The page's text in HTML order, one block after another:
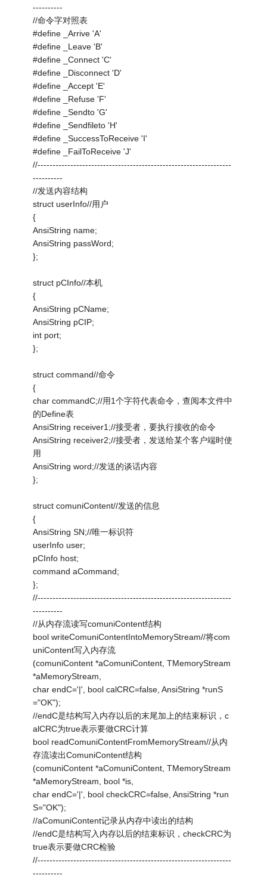
----------
//命令字对照表
#define _Arrive 'A'
#define _Leave 'B'
#define _Connect 'C'
#define _Disconnect 'D'
#define _Accept 'E'
#define _Refuse 'F'
#define _Sendto 'G'
#define _Sendfileto 'H'
#define _SuccessToReceive 'I'
#define _FailToReceive 'J'
//-----------------------------------------------------------------
----------
//发送内容结构
struct userInfo//用户
{
AnsiString name;
AnsiString passWord;
};
struct pCInfo//本机
{
AnsiString pCName;
AnsiString pCIP;
int port;
};
struct command//命令
{
char commandC;//用1个字符代表命令，查阅本文件中
的Define表
AnsiString receiver1;//接受者，要执行接收的命令
AnsiString receiver2;//接受者，发送给某个客户端时使
用
AnsiString word;//发送的谈话内容
};
struct comuniContent//发送的信息
{
AnsiString SN;//唯一标识符
userInfo user;
pCInfo host;
command aCommand;
};
//-----------------------------------------------------------------
----------
//从内存流读写comuniContent结构
bool writeComuniContentIntoMemoryStream//将com
uniContent写入内存流
(comuniContent *aComuniContent, TMemoryStream
*aMemoryStream,
char endC='|', bool calCRC=false, AnsiString *runS
="OK");
//endC是结构写入内存以后的末尾加上的结束标识，c
alCRC为true表示要做CRC计算
bool readComuniContentFromMemoryStream//从内
存流读出ComuniContent结构
(comuniContent *aComuniContent, TMemoryStream
*aMemoryStream, bool *is,
char endC='|', bool checkCRC=false, AnsiString *run
S="OK");
//aComuniContent记录从内存中读出的结构
//endC是结构写入内存以后的结束标识，checkCRC为
true表示要做CRC检验
//-----------------------------------------------------------------
----------